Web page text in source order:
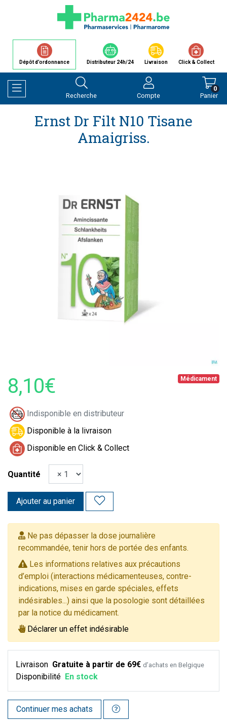
Dépôt d’ordonnance Distributeur 24h/24 Livraison Click & Collect
Afficher la navigation
Recherche Compte Panier
0
Ernst Dr Filt N10 Tisane
Amaigriss.
Médicament
8,10€
Indisponible en distributeur
Disponible à la livraison
Disponible en Click & Collect
Quantité
Ajouter au panier
Ne pas dépasser la dose journalière
recommandée, tenir hors de portée des enfants.
Les informations relatives aux précautions
d’emploi (interactions médicamenteuses, contre-
indications, mises en garde spéciales, effets
indésirables...) ainsi que la posologie sont détaillées
par la notice du médicament.
Déclarer un effet indésirable
Livraison Gratuite à partir de 69€ d’achats en Belgique
Disponibilité En stock
Continuer mes achats